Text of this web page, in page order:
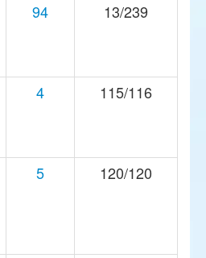
94 13/239
4 115/116
5 120/120